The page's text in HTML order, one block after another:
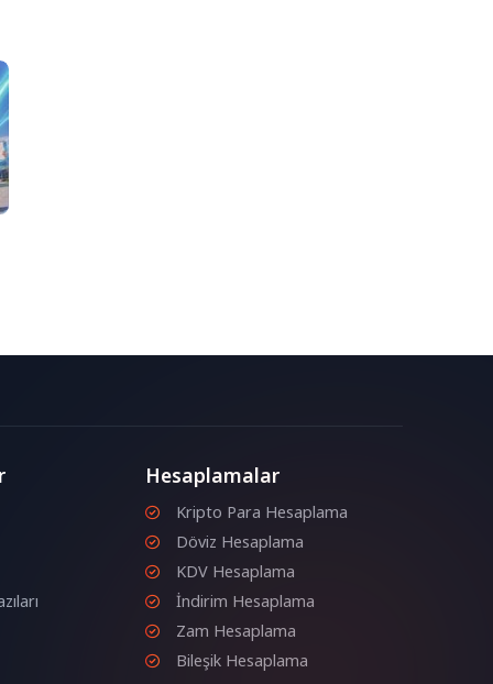
Hesaplamalar
Kripto Para Hesaplama
Döviz Hesaplama
KDV Hesaplama
İndirim Hesaplama
Zam Hesaplama
Bileşik Hesaplama